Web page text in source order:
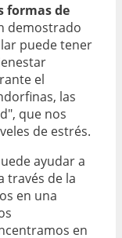
formas de
demostrado
puede tener
el
las
que nos
de estrés.
ayudar a
través de la
en una
en